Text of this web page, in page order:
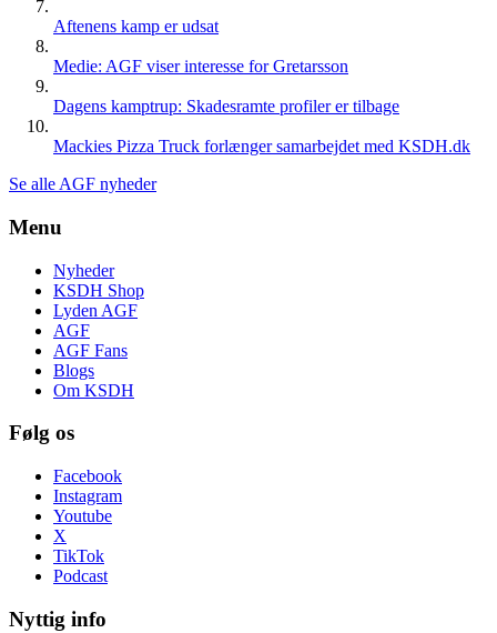
Aftenens kamp er udsat
Medie: AGF viser interesse for Gretarsson
Dagens kamptrup: Skadesramte profiler er tilbage
Mackies Pizza Truck forlænger samarbejdet med KSDH.dk
Se alle AGF nyheder
Menu
Nyheder
KSDH Shop
Lyden AGF
AGF
AGF Fans
Blogs
Om KSDH
Følg os
Facebook
Instagram
Youtube
X
TikTok
Podcast
Nyttig info